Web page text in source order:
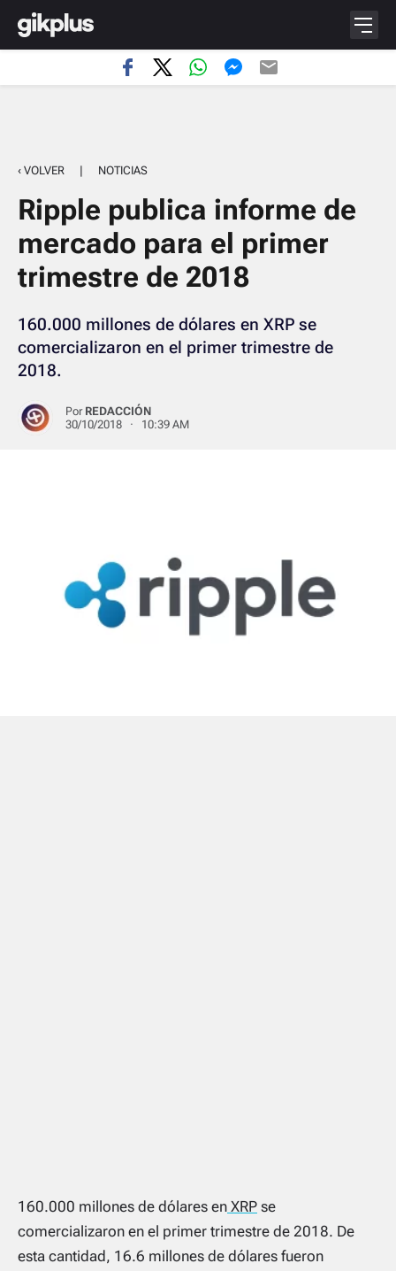
‹ VOLVER | NOTICIAS
Ripple publica informe de
mercado para el primer
trimestre de 2018
160.000 millones de dólares en XRP se
comercializaron en el primer trimestre de
2018.
Por REDACCIÓN
30/10/2018 · 10:39 AM
160.000 millones de dólares en XRP se
comercializaron en el primer trimestre de 2018. De
esta cantidad, 16.6 millones de dólares fueron